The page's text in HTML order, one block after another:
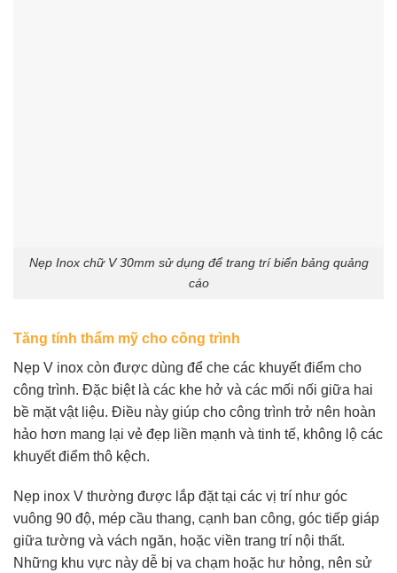
Nẹp Inox chữ V 30mm sử dụng để trang trí biển bảng quảng
cáo
Tăng tính thẩm mỹ cho công trình
Nẹp V inox còn được dùng để che các khuyết điểm cho
công trình. Đặc biệt là các khe hở và các mối nối giữa hai
bề mặt vật liệu. Điều này giúp cho công trình trở nên hoàn
hảo hơn mang lại vẻ đẹp liền mạnh và tinh tế, không lộ các
khuyết điểm thô kệch.
Nẹp inox V thường được lắp đặt tại các vị trí như góc
vuông 90 độ, mép cầu thang, cạnh ban công, góc tiếp giáp
giữa tường và vách ngăn, hoặc viền trang trí nội thất.
Những khu vực này dễ bị va chạm hoặc hư hỏng, nên sử